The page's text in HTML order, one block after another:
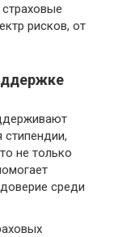
рисков, от
стипендии,
не только
среди